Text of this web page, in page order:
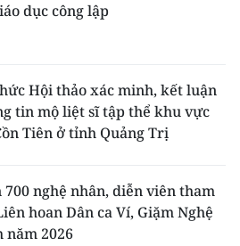
dục công lập
Hội thảo xác minh, kết luận
tin mộ liệt sĩ tập thể khu vực
Tiên ở tỉnh Quảng Trị
700 nghệ nhân, diễn viên tham
hoan Dân ca Ví, Giặm Nghệ
năm 2026